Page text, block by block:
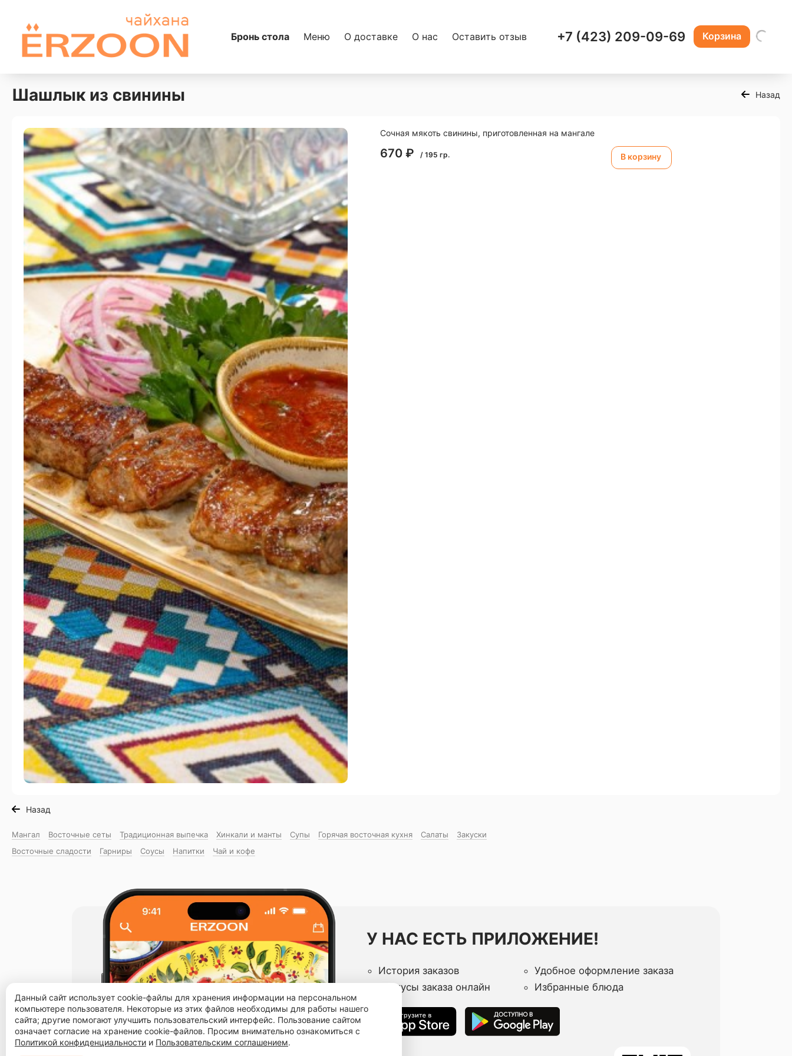
Бронь стола Меню О доставке О нас Оставить отзыв +7 (423) 209-09-69 Корзина
Шашлык из свинины Назад
Сочная мякоть свинины, приготовленная на мангале
670 ₽ / 195 гр. В корзину
Назад
Мангал Восточные сеты Традиционная выпечка Хинкали и манты Супы Горячая восточная куxня Салаты
Закуски
Восточные сладости
Гарниры Соусы Напитки Чай и кофе
У НАС ЕСТЬ ПРИЛОЖЕНИЕ!
История заказов
Удобное оформление заказа
Статусы заказа онлайн
Избранные блюда
Данный сайт использует cookie-файлы для хранения информации на персональном
компьютере пользователя. Некоторые из этих файлов необходимы для работы нашего
сайта; другие помогают улучшить пользовательский интерфейс. Пользование сайтом
означает согласие на хранение cookie-файлов. Просим внимательно ознакомиться с
Политикой конфиденциальности и Пользовательским соглашением.